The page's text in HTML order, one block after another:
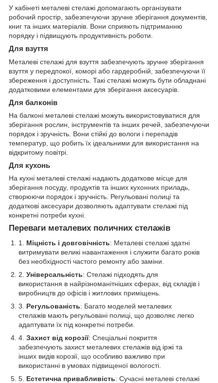
У кабінеті металеві стелажі допомагають організувати
робочий простір, забезпечуючи зручне зберігання документів,
книг та інших матеріалів. Вони сприяють підтриманню
порядку і підвищують продуктивність роботи.
Для взуття
Металеві стелажі для взуття забезпечують зручне зберігання
взуття у передпокої, коморі або гардеробній, забезпечуючи її
збереження і доступність. Такі стелажі можуть бути обладнані
додатковими елементами для зберігання аксесуарів.
Для балконів
На балконі металеві стелажі можуть використовуватися для
зберігання рослин, інструментів та інших речей, забезпечуючи
порядок і зручність. Вони стійкі до вологи і перепадів
температур, що робить їх ідеальними для використання на
відкритому повітрі.
Для кухонь
На кухні металеві стелажі надають додаткове місце для
зберігання посуду, продуктів та інших кухонних приладь,
створюючи порядок і зручність. Регульовані полиці та
додаткові аксесуари дозволяють адаптувати стелажі під
конкретні потреби кухні.
Переваги металевих поличних стелажів
Міцність і довговічність: Металеві стелажі здатні
витримувати великі навантаження і служити багато років
без необхідності частого ремонту або заміни.
Універсальність: Стелажі підходять для
використання в найрізноманітніших сферах, від складів і
виробництв до офісів і житлових приміщень.
Регульованість: Багато моделей металевих
стелажів мають регульовані полиці, що дозволяє легко
адаптувати їх під конкретні потреби.
Захист від корозії: Спеціальні покриття
забезпечують захист металевих стелажів від іржі та
інших видів корозії, що особливо важливо при
використанні в умовах підвищеної вологості.
Естетична привабливість: Сучасні металеві стелажі